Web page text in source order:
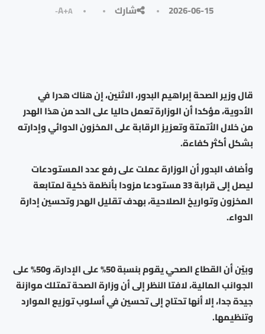
2026-06-15 شارك A+A-
قال وزير الصحة إبراهيم البدور، الاثنين، إن هناك هدرا في
الأدوية، مؤكدا أن الوزارة تعمل حاليا على الحد من هذا الهدر
من خلال الأتمتة وتعزيز الرقابة على المخزون الدوائي وإدارته
بشكل أكثر كفاءة.
وأضاف البدور أن الوزارة عملت على رفع عدد المستودعات
ليصل إلى قرابة 33 مستودعا مزودا بأنظمة ذكية لمتابعة
المخزون وتواريخ الصلاحية، بهدف تقليل الهدر وتحسين إدارة
الدواء.
وبيّن أن القطاع الصحي يقوم بنسبة 50% على الإدارة، و50% على
الجوانب المالية، لافتا النظر إلى أن وزارة الصحة تمتلك موازنة
جيدة جدا، إلا أنها تحتاج إلى تحسين في أسلوب توزيع الموارد
وتنظيمها.